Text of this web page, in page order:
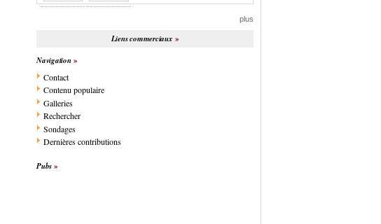
plus
Liens commerciaux
Navigation
Contact
Contenu populaire
Galleries
Rechercher
Sondages
Dernières contributions
Pubs